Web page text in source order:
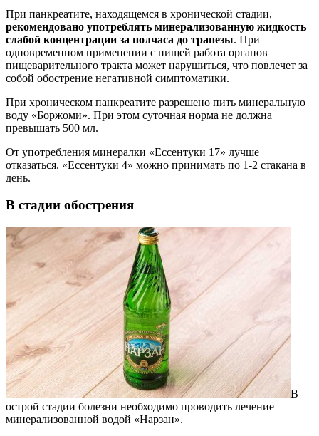
При панкреатите, находящемся в хронической стадии,
рекомендовано употреблять минерализованную жидкость
слабой концентрации за полчаса до трапезы. При
одновременном применении с пищей работа органов
пищеварительного тракта может нарушиться, что повлечет за
собой обострение негативной симптоматики.
При хроническом панкреатите разрешено пить минеральную
воду «Боржоми». При этом суточная норма не должна
превышать 500 мл.
От употребления минералки «Ессентуки 17» лучше
отказаться. «Ессентуки 4» можно принимать по 1-2 стакана в
день.
В стадии обострения
В
острой стадии болезни необходимо проводить лечение
минерализованной водой «Нарзан».